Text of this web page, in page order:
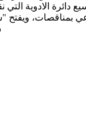
دائرة الادوية
بمناقصات،